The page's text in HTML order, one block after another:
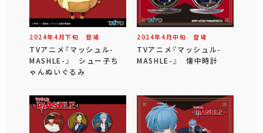
2024年4 月下旬 登場
TVアニメ『マッシュル-
MASHLE-』 シュー子ち
ゃんぬいぐるみ
2024年4 月中旬 登場
TVアニメ『マッシュル-
MASHLE-』 懐中時計